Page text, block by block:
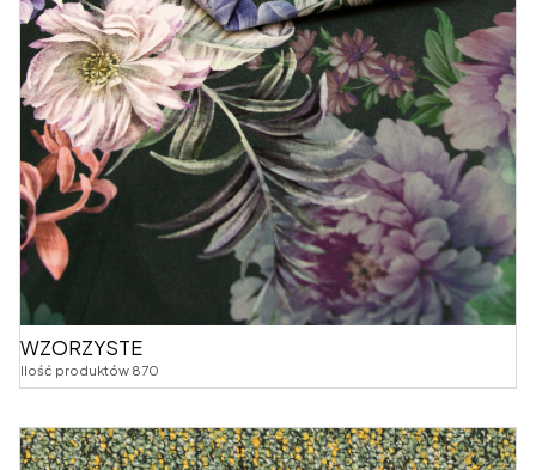
WZORZYSTE
Ilość produktów 870